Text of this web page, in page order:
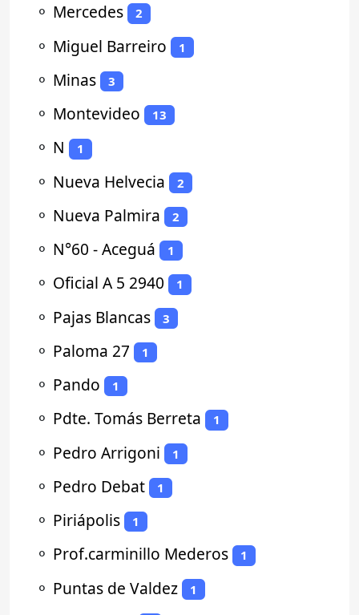
⚬ Mercedes 2
⚬ Miguel Barreiro 1
⚬ Minas 3
⚬ Montevideo 13
⚬ N 1
⚬ Nueva Helvecia 2
⚬ Nueva Palmira 2
⚬ N°60 - Aceguá 1
⚬ Oficial A 5 2940 1
⚬ Pajas Blancas 3
⚬ Paloma 27 1
⚬ Pando 1
⚬ Pdte. Tomás Berreta 1
⚬ Pedro Arrigoni 1
⚬ Pedro Debat 1
⚬ Piriápolis 1
⚬ Prof.carminillo Mederos 1
⚬ Puntas de Valdez 1